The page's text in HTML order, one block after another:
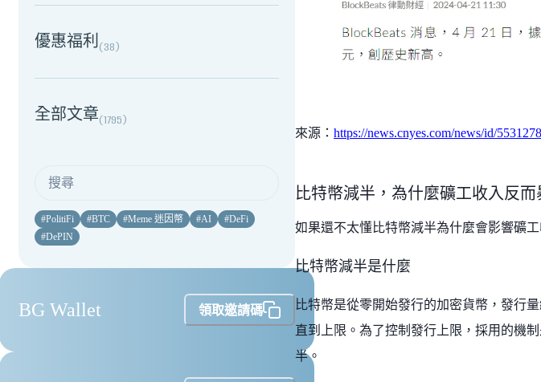
優惠福利(38)
全部文章(1795)
#PolitiFi #BTC #Meme 迷因幣 #AI #DeFi
#DePIN
BG Wallet 領取邀請碼
來源： https://news.cnyes.com/news/id/5531278
比特幣減半，為什麼礦工收入反而
如果還不太懂比特幣減半為什麼會影響礦
比特幣減半是什麼
比特幣是從零開始發行的加密貨幣，發行
直到上限。為了控制發行上限，採用的機
半。